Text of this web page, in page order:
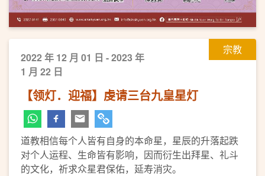
宗教
2022 年 12 月 01 日 - 2023 年
1 月 22 日
【领灯．迎福】虔请三台九皇星灯
道教相信每个人皆有自身的本命星，星辰的升落起跌
对个人运程、生命皆有影响，因而衍生出拜星、礼斗
的文化，祈求众星君保佑，延寿消灾。